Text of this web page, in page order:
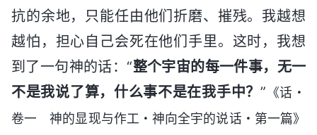
抗的余地，只能任由他们折磨、摧残。我越想
越怕，担心自己会死在他们手里。这时，我想
到了一句神的话：“整个宇宙的每一件事，无一
不是我说了算，什么事不是在我手中？ ” 《话・
卷一 神的显现与作工・神向全宇的说话・第一篇》